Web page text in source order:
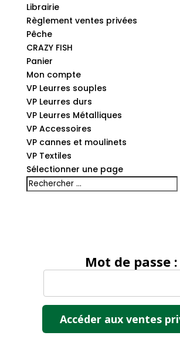
Librairie
Règlement ventes privées
Pêche
CRAZY FISH
Panier
Mon compte
VP Leurres souples
VP Leurres durs
VP Leurres Métalliques
VP Accessoires
VP cannes et moulinets
VP Textiles
Sélectionner une page
Mot de passe :